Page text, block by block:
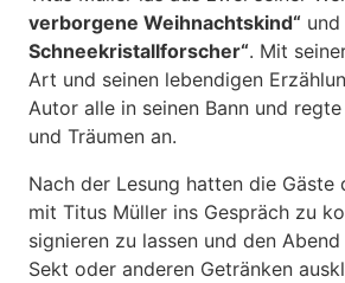
verborgene Weihnachtskind“ und
Schneekristallforscher“. Mit
Art und seinen lebendigen
Autor alle in seinen Bann und
und Träumen an.
Nach der Lesung hatten die Gäste
mit Titus Müller ins Gespräch zu
signieren zu lassen und den
Sekt oder anderen Getränken